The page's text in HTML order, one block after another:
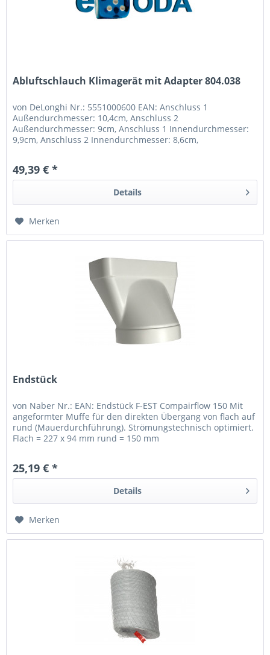
Abluftschlauch Klimagerät mit Adapter 804.038
von DeLonghi Nr.: 5551000600 EAN: Anschluss 1
Außendurchmesser: 10,4cm, Anschluss 2
Außendurchmesser: 9cm, Anschluss 1 Innendurchmesser:
9,9cm, Anschluss 2 Innendurchmesser: 8,6cm,
49,39 € *
Details
Merken
Endstück
von Naber Nr.: EAN: Endstück F-EST Compairflow 150 Mit
angeformter Muffe für den direkten Übergang von flach auf
rund (Mauerdurchführung). Strömungstechnisch optimiert.
Flach = 227 x 94 mm rund = 150 mm
25,19 € *
Details
Merken